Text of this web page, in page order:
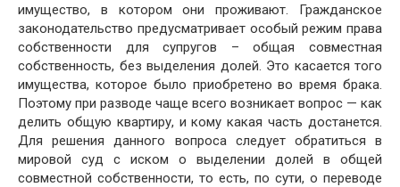
имущество, в котором они проживают. Гражданское
законодательство предусматривает особый режим права
собственности для супругов – общая совместная
собственность, без выделения долей. Это касается того
имущества, которое было приобретено во время брака.
Поэтому при разводе чаще всего возникает вопрос — как
делить общую квартиру, и кому какая часть достанется.
Для решения данного вопроса следует обратиться в
мировой суд с иском о выделении долей в общей
совместной собственности, то есть, по сути, о переводе